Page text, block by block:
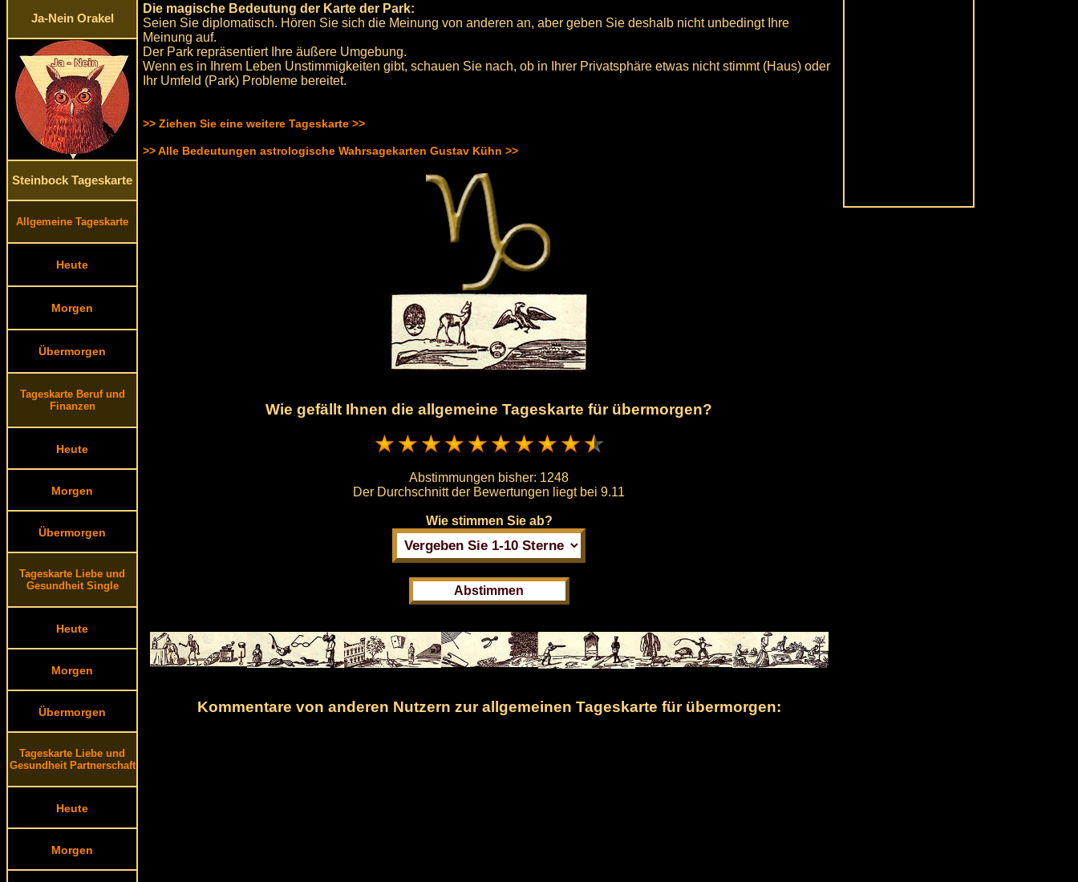
Ja-Nein Orakel
Steinbock Tageskarte
Allgemeine Tageskarte
Heute
Morgen
Übermorgen
Tageskarte Beruf und
Finanzen
Heute
Morgen
Übermorgen
Tageskarte Liebe und
Gesundheit Single
Heute
Morgen
Übermorgen
Tageskarte Liebe und
Gesundheit Partnerschaft
Heute
Morgen
Die magische Bedeutung der Karte der Park:
Seien Sie diplomatisch. Hören Sie sich die Meinung von anderen an, aber geben Sie deshalb nicht unbedingt Ihre
Meinung auf.
Der Park repräsentiert Ihre äußere Umgebung.
Wenn es in Ihrem Leben Unstimmigkeiten gibt, schauen Sie nach, ob in Ihrer Privatsphäre etwas nicht stimmt (Haus) oder
Ihr Umfeld (Park) Probleme bereitet.
>> Ziehen Sie eine weitere Tageskarte >>
>> Alle Bedeutungen astrologische Wahrsagekarten Gustav Kühn >>
Wie gefällt Ihnen die allgemeine Tageskarte für übermorgen?
Abstimmungen bisher: 1248
Der Durchschnitt der Bewertungen liegt bei9.11
Wie stimmen Sie ab?
Kommentare von anderen Nutzern zur allgemeinen Tageskarte für übermorgen: